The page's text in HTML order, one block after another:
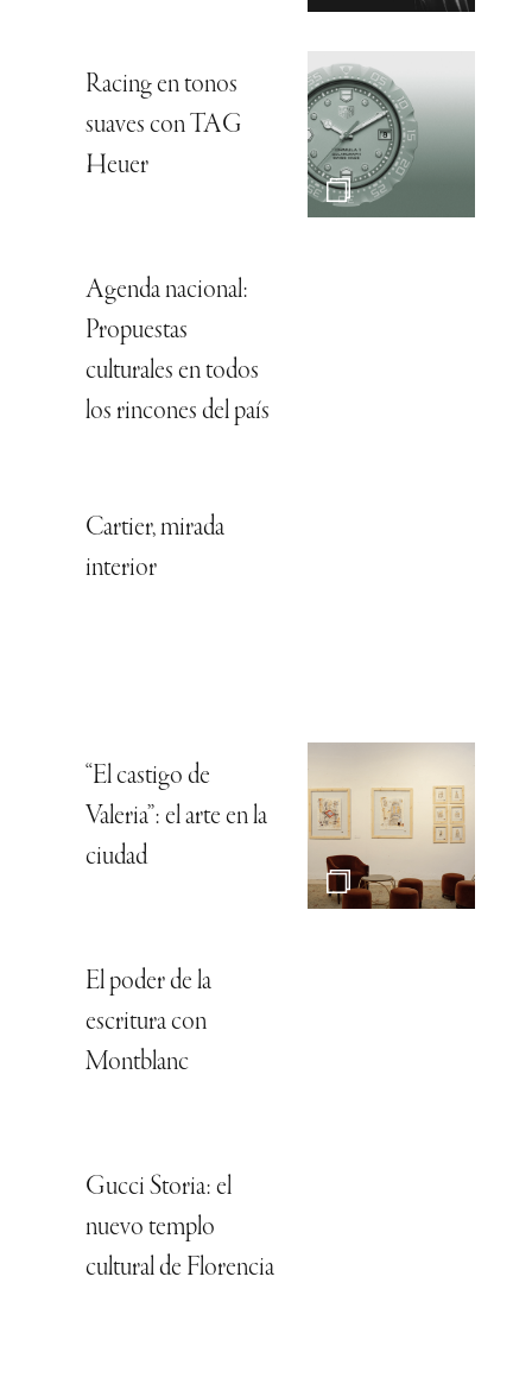
Racing en tonos
suaves con TAG
Heuer
Agenda nacional:
Propuestas
culturales en todos
los rincones del país
Cartier, mirada
interior
“El castigo de
Valeria”: el arte en la
ciudad
El poder de la
escritura con
Montblanc
Gucci Storia: el
nuevo templo
cultural de Florencia